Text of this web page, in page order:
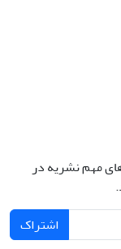
مهم نشریه در
اشتراک